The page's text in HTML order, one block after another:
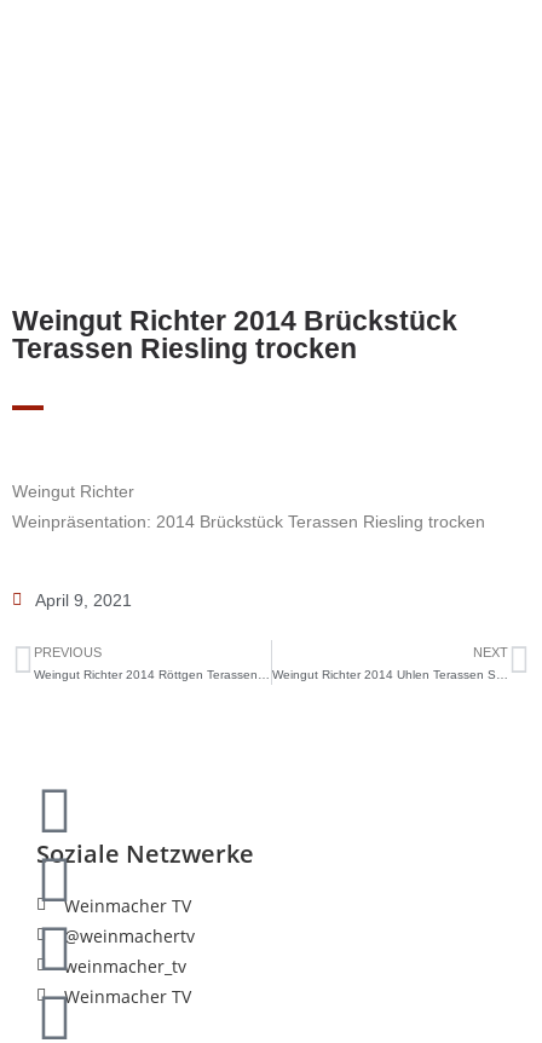
Weingut Richter 2014 Brückstück
Terassen Riesling trocken
Weingut Richter
Weinpräsentation: 2014 Brückstück Terassen Riesling trocken
April 9, 2021
PREVIOUS NEXT
Soziale Netzwerke
Weinmacher TV
@weinmachertv
weinmacher_tv
Weinmacher TV